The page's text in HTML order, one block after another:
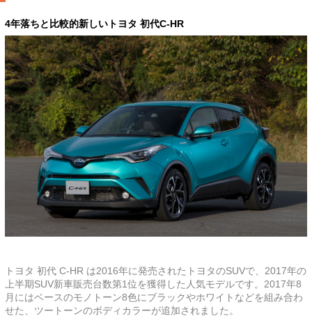
4年落ちと比較的新しいトヨタ 初代C-HR
トヨタ 初代 C-HR は2016年に発売されたトヨタのSUVで、2017年の
上半期SUV新車販売台数第1位を獲得した人気モデルです。2017年8
月にはベースのモノトーン8色にブラックやホワイトなどを組み合わ
せた、ツートーンのボディカラーが追加されました。